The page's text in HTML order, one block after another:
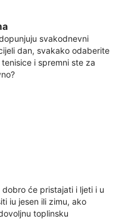
svakodnevni
dan, svakako odaberite
i spremni ste za
će pristajati i ljeti i u
iu jesen ili zimu, ako
toplinsku